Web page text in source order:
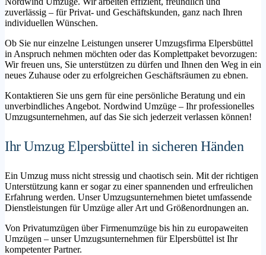
zuverlässig – für Privat- und Geschäftskunden, ganz nach Ihren
individuellen Wünschen.
Ob Sie nur einzelne Leistungen unserer Umzugsfirma Elpersbüttel
in Anspruch nehmen möchten oder das Komplettpaket bevorzugen:
Wir freuen uns, Sie unterstützen zu dürfen und Ihnen den Weg in ein
neues Zuhause oder zu erfolgreichen Geschäftsräumen zu ebnen.
Kontaktieren Sie uns gern für eine persönliche Beratung und ein
unverbindliches Angebot. Nordwind Umzüge – Ihr professionelles
Umzugsunternehmen, auf das Sie sich jederzeit verlassen können!
Ihr Umzug Elpersbüttel in sicheren Händen
Ein Umzug muss nicht stressig und chaotisch sein. Mit der richtigen
Unterstützung kann er sogar zu einer spannenden und erfreulichen
Erfahrung werden. Unser Umzugsunternehmen bietet umfassende
Dienstleistungen für Umzüge aller Art und Größenordnungen an.
Von Privatumzügen über Firmenumzüge bis hin zu europaweiten
Umzügen – unser Umzugsunternehmen für Elpersbüttel ist Ihr
kompetenter Partner.